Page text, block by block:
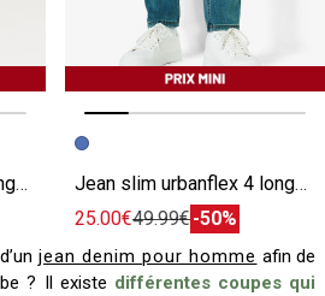
Jean slim urbanflex 3 longueurs
Image précédente
Image suivante
Jean slim urbanflex 4 longueurs
25.00€49.99€-50%
jean denim pour homme afin de
? Il existe différentes coupes qui